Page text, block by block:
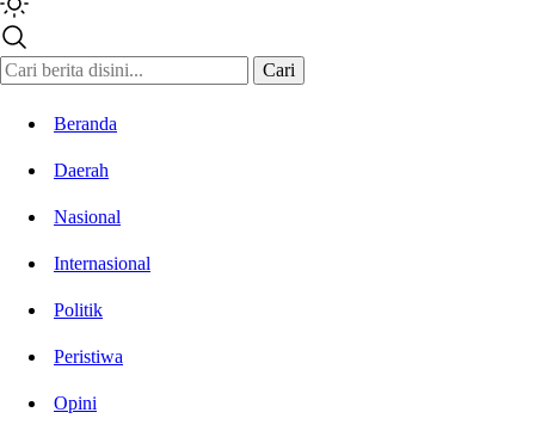
Cari
Beranda
Daerah
Nasional
Internasional
Politik
Peristiwa
Opini